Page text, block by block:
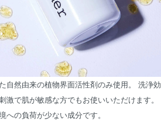
自然由来の植物界面活性剤のみ使用。 洗浄効
激で肌が敏感な方でもお使いいただけます。
への負荷が少ない成分です。